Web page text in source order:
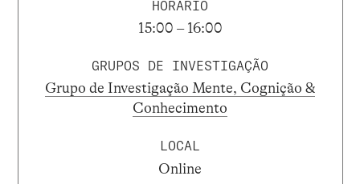
HORÁRIO
15:00 – 16:00
GRUPOS DE INVESTIGAÇÃO
Grupo de Investigação Mente, Cognição &
Conhecimento
LOCAL
Online